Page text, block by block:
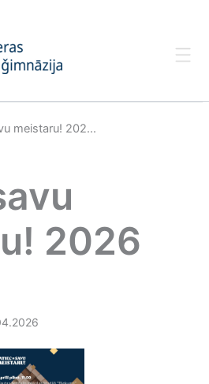
meistaru! 202...
2026